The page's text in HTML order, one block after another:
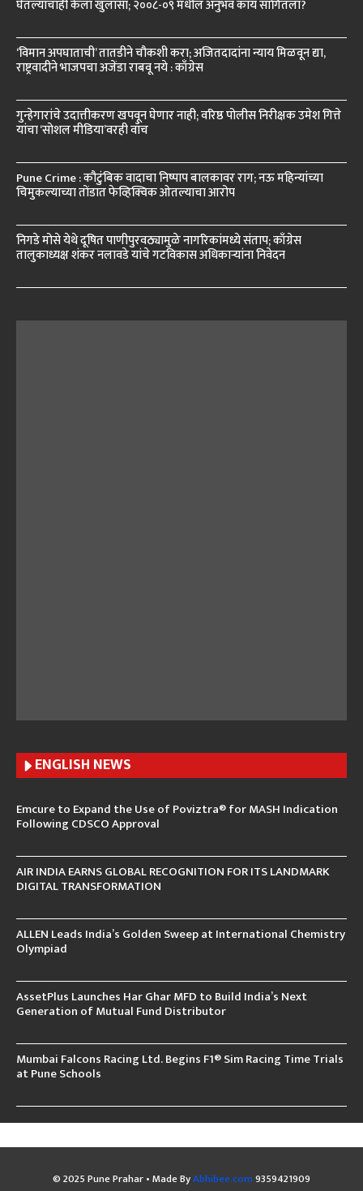
घेतल्याचाही केला खुलासा; २००८-०९ मधील अनुभव काय सांगितला?
‘विमान अपघाताची’ तातडीने चौकशी करा; अजितदादांना न्याय मिळवून द्या,
राष्ट्रवादीने भाजपचा अजेंडा राबवू नये : काँग्रेस
गुन्हेगारांचे उदात्तीकरण खपवून घेणार नाही; वरिष्ठ पोलीस निरीक्षक उमेश गित्ते
यांचा ‘सोशल मीडिया’वरही वॉच
Pune Crime : कौटुंबिक वादाचा निष्पाप बालकावर राग; नऊ महिन्यांच्या
चिमुकल्याच्या तोंडात फेव्हिक्विक ओतल्याचा आरोप
निगडे मोसे येथे दूषित पाणीपुरवठ्यामुळे नागरिकांमध्ये संताप; काँग्रेस
तालुकाध्यक्ष शंकर नलावडे यांचे गटविकास अधिकाऱ्यांना निवेदन
ENGLISH NEWS
Emcure to Expand the Use of Poviztra® for MASH Indication
Following CDSCO Approval
AIR INDIA EARNS GLOBAL RECOGNITION FOR ITS LANDMARK
DIGITAL TRANSFORMATION
ALLEN Leads India’s Golden Sweep at International Chemistry
Olympiad
AssetPlus Launches Har Ghar MFD to Build India’s Next
Generation of Mutual Fund Distributor
Mumbai Falcons Racing Ltd. Begins F1® Sim Racing Time Trials
at Pune Schools
© 2025 Pune Prahar • Made ByAbhibee.com9359421909